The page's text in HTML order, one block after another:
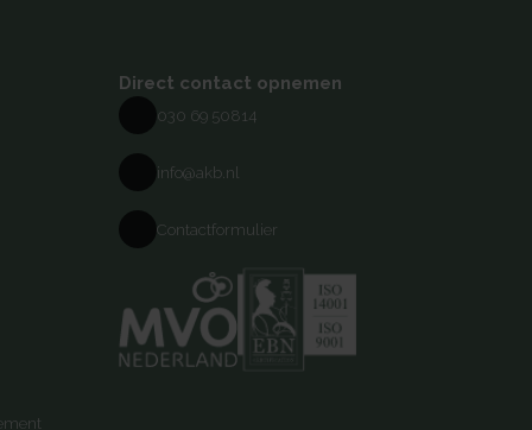
Direct contact opnemen
030 69 50814
info@akb.nl
Contactformulier